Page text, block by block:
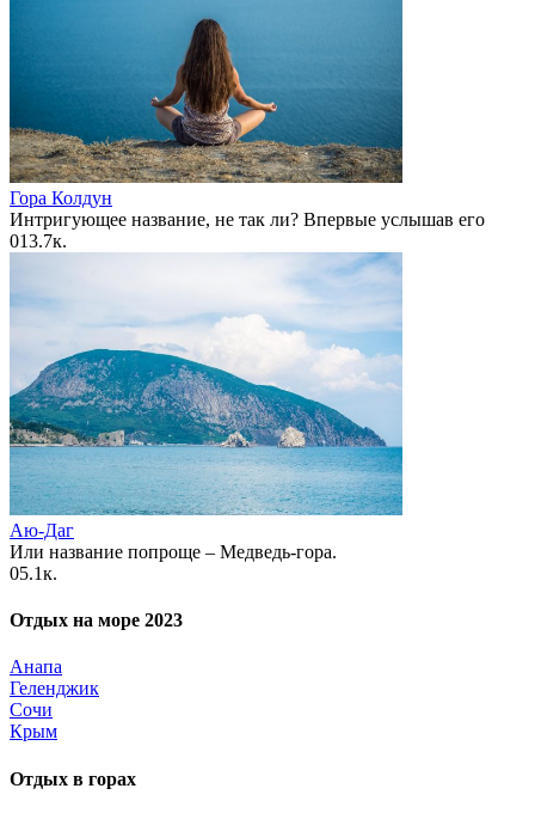
Гора Колдун
Интригующее название, не так ли? Впервые услышав его
013.7к.
Аю-Даг
Или название попроще – Медведь-гора.
05.1к.
Отдых на море 2023
Анапа
Геленджик
Сочи
Крым
Отдых в горах